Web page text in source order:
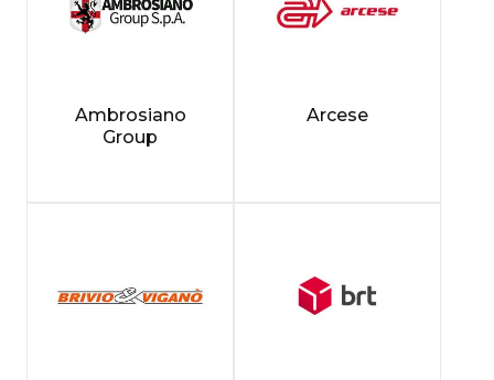
Ambrosiano
Group
Arcese